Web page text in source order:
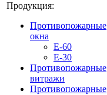
Продукция:
Противопожарные
окна
E-60
E-30
Противопожарные
витражи
Противопожарные